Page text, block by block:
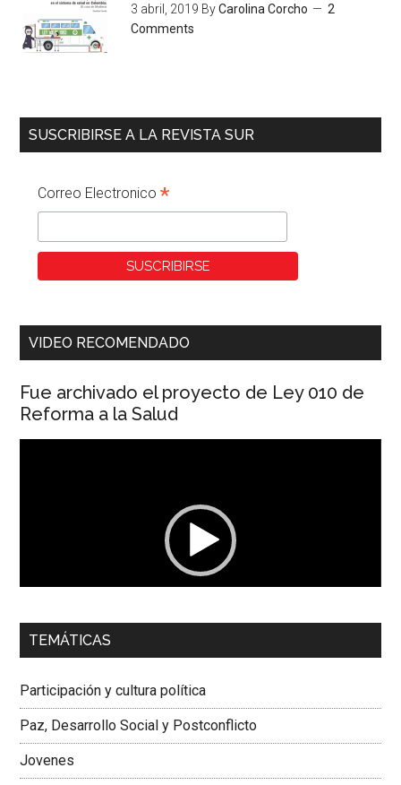
3 abril, 2019 ByCarolina Corcho
2
Comments
SUSCRIBIRSE A LA REVISTA SUR
Correo Electronico*
VIDEO RECOMENDADO
Fue archivado el proyecto de Ley 010 de
Reforma a la Salud
00:00 01:04
Dra. Carolina Corcho Mejía,Presidenta Corporación
Colombiana
TEMÁTICAS
Participación y cultura política
Paz, Desarrollo Social y Postconflicto
Jovenes